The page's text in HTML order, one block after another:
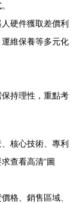
硬件獲取差價利
維保養等多元化
持理性，重點考
核心技術、專利
查看高清“圖
格、銷售區域、